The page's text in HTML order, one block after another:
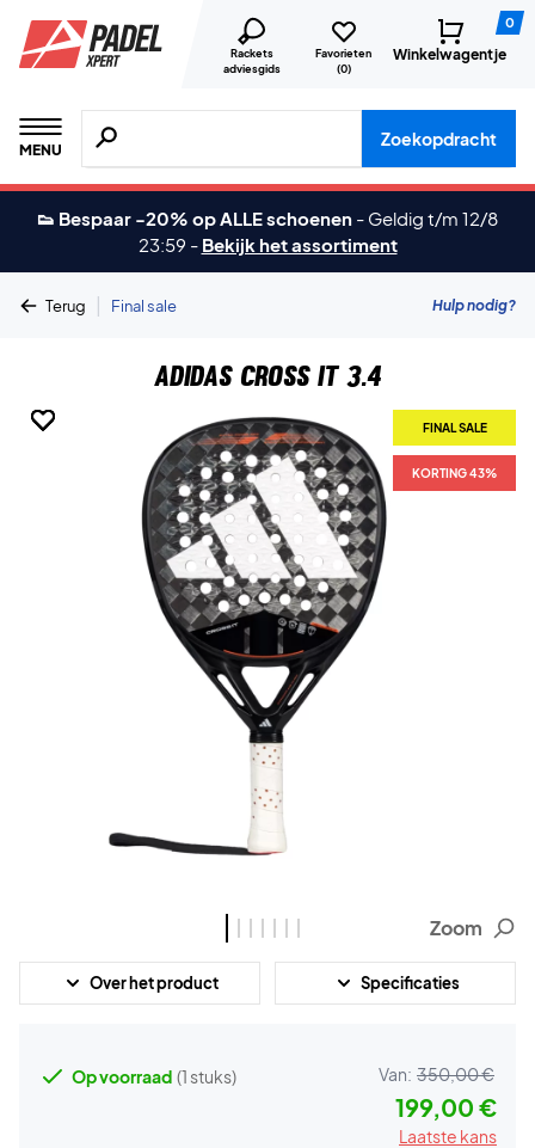
Rackets
adviesgids
Favorieten
(0)
0
Winkelwagentje
MENU
Zoeken naar producten, merken etc.
Zoekopdracht
👟 Bespaar -20% op ALLE schoenen - Geldig t/m 12/8
23:59 - Bekijk het assortiment
Terug | Final sale Hulp nodig?
Adidas Cross IT 3.4
FINAL SALE
KORTING 43%
FINAL SALE
KORTING 43%
FINAL SALE
KORTING 43%
FINAL SALE
KORTING 43%
FINAL SALE
KORTING 43%
FINAL SALE
KORTING 43%
FINAL SALE
KORTING 43%
Zoom
Over het product Specificaties
Op voorraad (1 stuks) Van: 350,00 €
199,00 €
Laatste kans